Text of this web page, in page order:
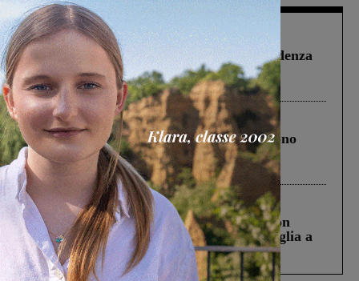
Figline Incisa Valdarno 1 Agosto 2026
Piscina di Figline finanziata oltre la scadenza
Pnrr, il gruppo di Fratelli d’Italia: “Un
ringraziamento al Governo”
Cronaca 4 Agosto 2026
Un anno fa la strage in A1 in cui morirono
Gianni, Giulia e Franco. Lo schianto, il
processo, lo stop ai sorpassi fra tir....
Cronaca 3 Agosto 2026
Scomparso da una struttura di Castiglion
Fiorentino l’uomo che aveva ucciso la figlia a
Levane nel 2020